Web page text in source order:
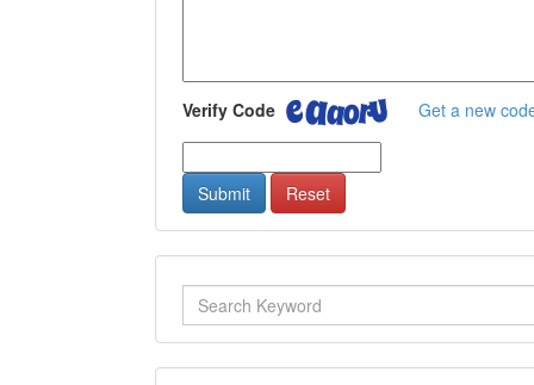
Verify Code Get a new
Submit Reset